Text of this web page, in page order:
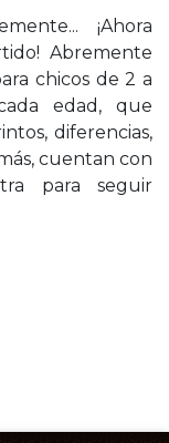
¡Ahora
Abremente
chicos de 2 a
edad, que
diferencias,
cuentan con
para seguir